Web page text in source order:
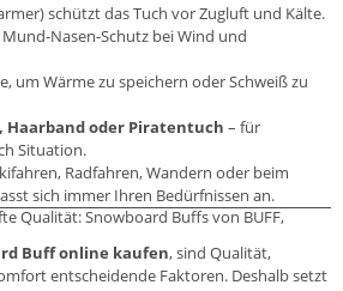
schützt das Tuch vor Zugluft und Kälte.
Nasen-Schutz bei Wind und
um Wärme zu speichern oder Schweiß zu
Haarband oder Piratentuch – für
Situation.
Radfahren, Wandern oder beim
sich immer Ihren Bedürfnissen an.
Qualität: Snowboard Buffs von BUFF,
Buff online kaufen, sind Qualität,
entscheidende Faktoren. Deshalb setzt